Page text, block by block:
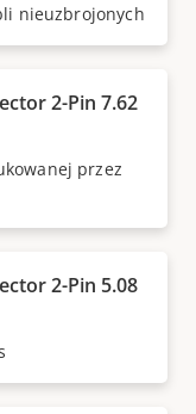
nieuzbrojonych
2-Pin 7.62
przez
2-Pin 5.08